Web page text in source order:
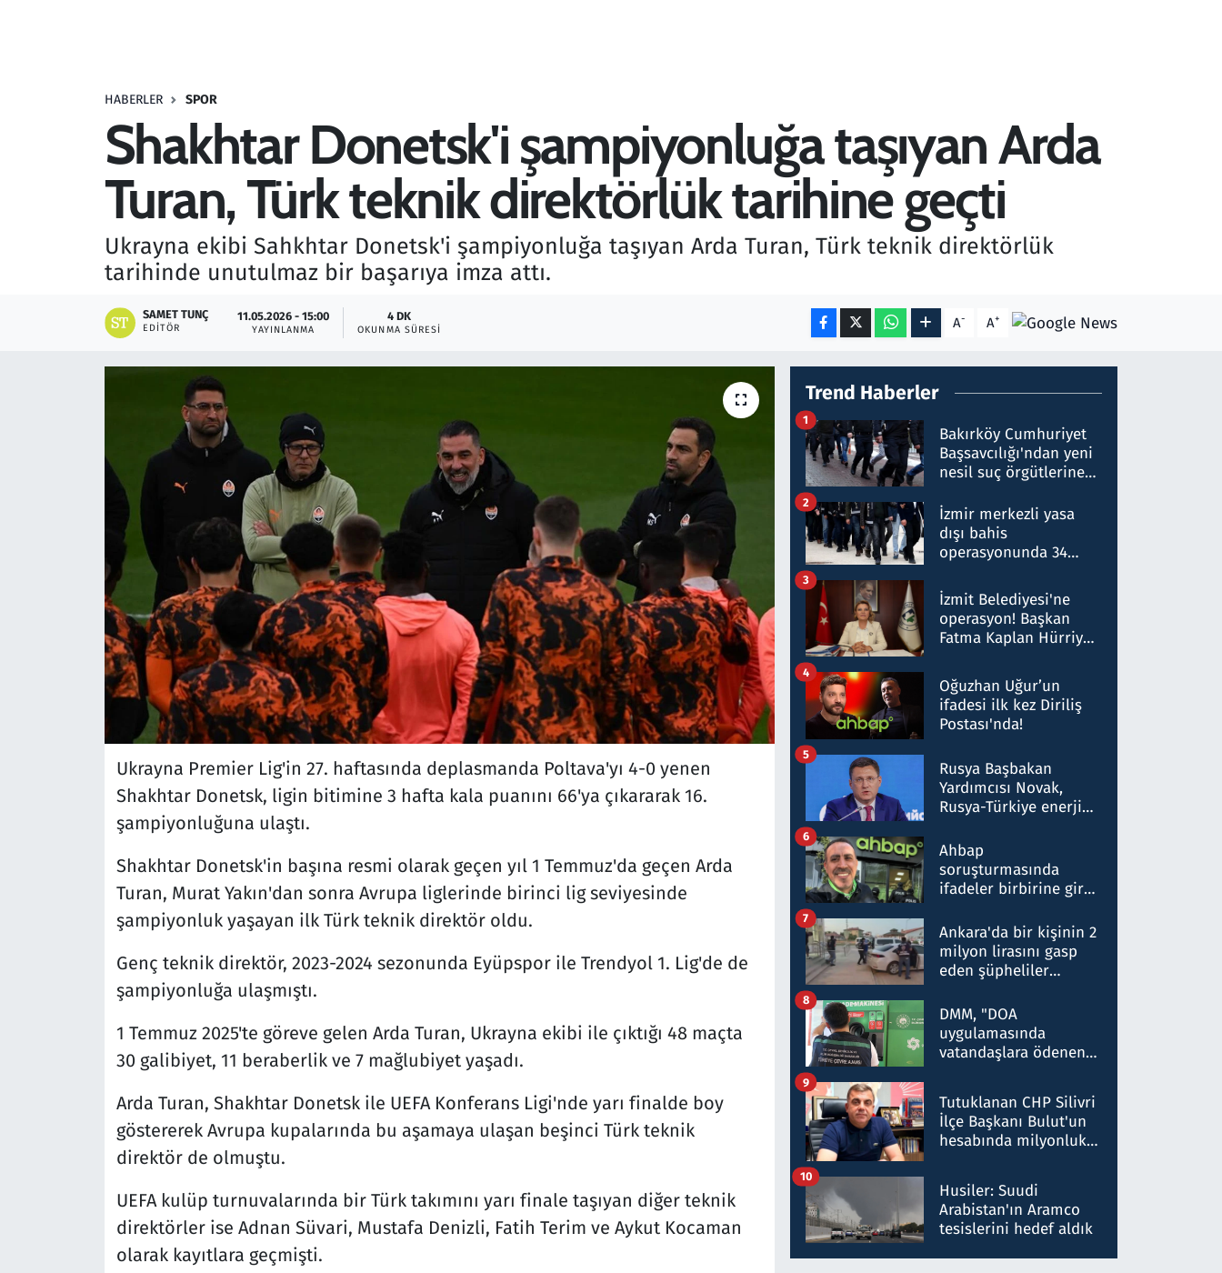
HABERLER SPOR
Shakhtar Donetsk'i şampiyonluğa taşıyan Arda
Turan, Türk teknik direktörlük tarihine geçti
Ukrayna ekibi Sahkhtar Donetsk'i şampiyonluğa taşıyan Arda Turan, Türk teknik direktörlük
tarihinde unutulmaz bir başarıya imza attı.
SAMET TUNÇ
EDITÖR
11.05.2026 - 15:00
YAYINLANMA
4 DK
OKUNMA SÜRESI A- A+
Ukrayna Premier Lig'in 27. haftasında deplasmanda Poltava'yı 4-0 yenen
Shakhtar Donetsk, ligin bitimine 3 hafta kala puanını 66'ya çıkararak 16.
şampiyonluğuna ulaştı.
Shakhtar Donetsk'in başına resmi olarak geçen yıl 1 Temmuz'da geçen Arda
Turan, Murat Yakın'dan sonra Avrupa liglerinde birinci lig seviyesinde
şampiyonluk yaşayan ilk Türk teknik direktör oldu.
Genç teknik direktör, 2023-2024 sezonunda Eyüpspor ile Trendyol 1. Lig'de de
şampiyonluğa ulaşmıştı.
1 Temmuz 2025'te göreve gelen Arda Turan, Ukrayna ekibi ile çıktığı 48 maçta
30 galibiyet, 11 beraberlik ve 7 mağlubiyet yaşadı.
Arda Turan, Shakhtar Donetsk ile UEFA Konferans Ligi'nde yarı finalde boy
göstererek Avrupa kupalarında bu aşamaya ulaşan beşinci Türk teknik
direktör de olmuştu.
UEFA kulüp turnuvalarında bir Türk takımını yarı finale taşıyan diğer teknik
direktörler ise Adnan Süvari, Mustafa Denizli, Fatih Terim ve Aykut Kocaman
olarak kayıtlara geçmişti.
Trend Haberler
Bakırköy Cumhuriyet
Başsavcılığı'ndan yeni
nesil suç örgütlerine
hakkında gözaltı kararı
1
İzmir merkezli yasa
dışı bahis
operasyonunda 34
Milyar liralık para
trafiği tespit edildi
2
İzmit Belediyesi'ne
operasyon! Başkan
Fatma Kaplan Hürriyet
3
Oğuzhan Uğur’un
ifadesi ilk kez Diriliş
Postası'nda!
4
Rusya Başbakan
Yardımcısı Novak,
Rusya-Türkiye enerji
nitelikte olduğunu
belirtti
5
Ahbap
soruşturmasında
ifadeler birbirine girdi:
ifadelerinden ortaya
çıkan tablo şok etti
6
Ankara'da bir kişinin 2
milyon lirasını gasp
eden şüpheliler
7
DMM, "DOA
uygulamasında
vatandaşlara ödenen
düşürüldüğü" iddiasını
yalanladı
8
Tutuklanan CHP Silivri
İlçe Başkanı Bulut'un
hesabında milyonluk
talimat verdi, ben
gönderdim
9
Husiler: Suudi
Arabistan'ın Aramco
tesislerini hedef aldık
10
Savunma Sanayi
Teknoloji ve Bilim
Televizyon